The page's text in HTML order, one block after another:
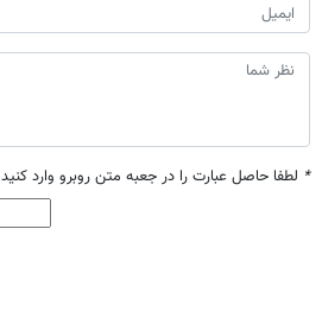
* لطفا حاصل عبارت را در جعبه متن روبرو وارد کنید